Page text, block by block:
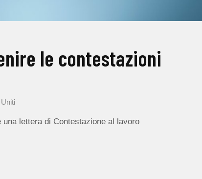
le contestazioni
lettera di Contestazione al lavoro